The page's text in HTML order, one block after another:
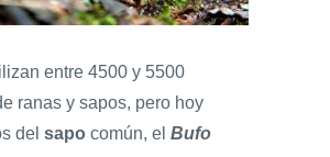
entre 4500 y 5500
ranas y sapos, pero hoy
del sapo común, el Bufo